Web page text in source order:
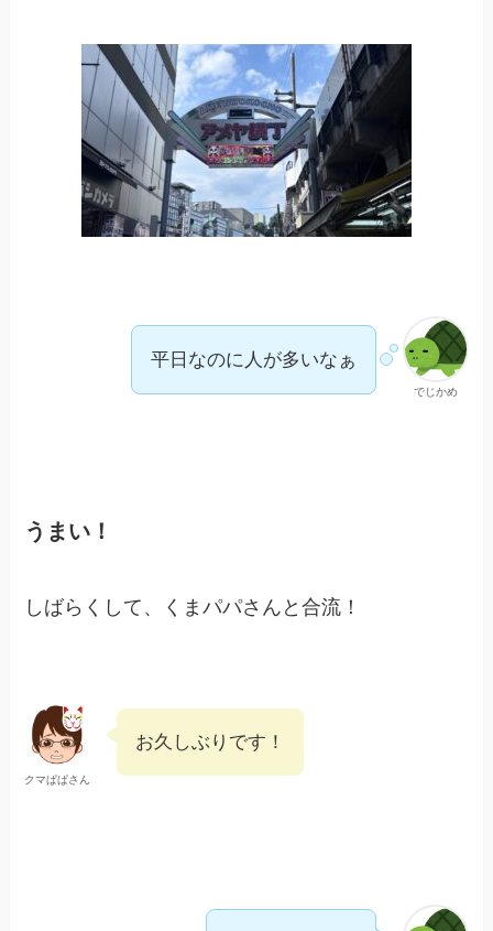
でじかめ
平日なのに人が多いなぁ
うまい！
しばらくして、くまパパさんと合流！
クマぱぱさん
お久しぶりです！